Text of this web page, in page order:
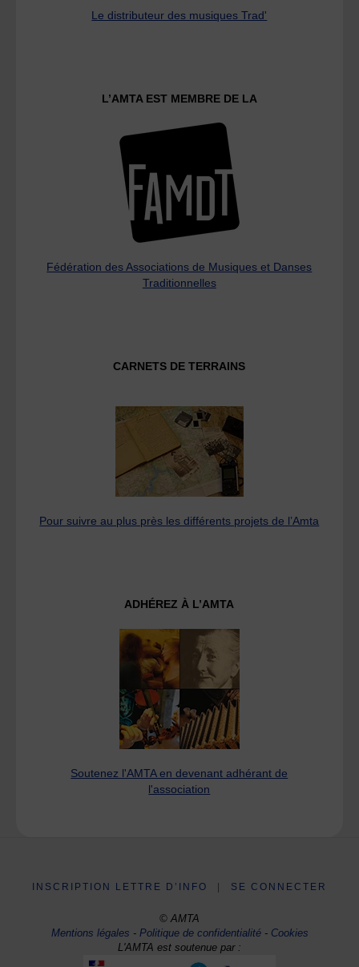
Le distributeur des musiques Trad'
L’AMTA EST MEMBRE DE LA
Fédération des Associations de Musiques et Danses
Traditionnelles
CARNETS DE TERRAINS
Pour suivre au plus près les différents projets de l’Amta
ADHÉREZ À L’AMTA
Soutenez l'AMTA en devenant adhérant de
l'association
INSCRIPTION LETTRE D’INFO SE CONNECTER
© AMTA
Mentions légales -Politique de confidentialité- Cookies
L'AMTA est soutenue par :